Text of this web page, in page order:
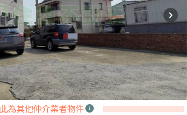
此為其他仲介業者物件